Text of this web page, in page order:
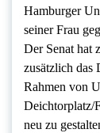
Hamburger
seiner Frau
Der Senat hat
zusätzlich das
Rahmen von
Deichtorplatz/
neu zu